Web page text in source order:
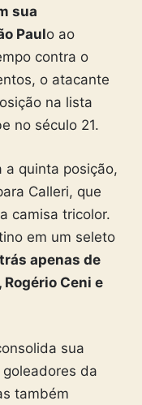
sua
Paulo ao
contra o
o atacante
na lista
no século 21.
a quinta posição,
Calleri, que
camisa tricolor.
em um seleto
apenas de
Ceni e
sua
da
também